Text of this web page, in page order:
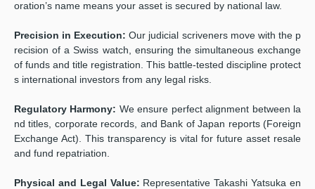
oration’s name means your asset is secured by national law.
Precision in Execution: Our judicial scriveners move with the p
recision of a Swiss watch, ensuring the simultaneous exchange
of funds and title registration. This battle-tested discipline protect
s international investors from any legal risks.
Regulatory Harmony: We ensure perfect alignment between la
nd titles, corporate records, and Bank of Japan reports (Foreign
Exchange Act). This transparency is vital for future asset resale
and fund repatriation.
Physical and Legal Value: Representative Takashi Yatsuka en